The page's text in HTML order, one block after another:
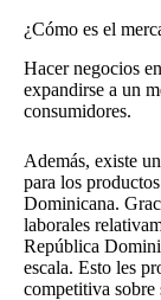
¿Cómo es el
Hacer negocios
expandirse a un
consumidores.
Además, existe
para los
Dominicana.
laborales
República
escala. Esto les
competitiva